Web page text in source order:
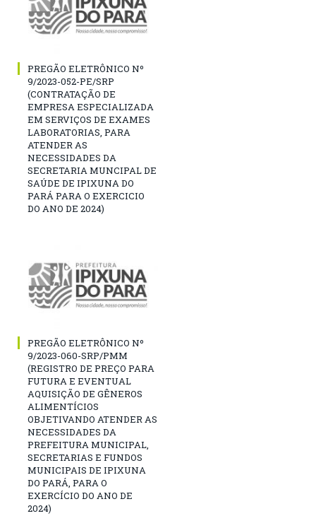
PREGÃO ELETRÔNICO Nº
9/2023-052-PE/SRP
(CONTRATAÇÃO DE
EMPRESA ESPECIALIZADA
EM SERVIÇOS DE EXAMES
LABORATORIAS, PARA
ATENDER AS
NECESSIDADES DA
SECRETARIA MUNCIPAL DE
SAÚDE DE IPIXUNA DO
PARÁ PARA O EXERCICIO
DO ANO DE 2024)
PREGÃO ELETRÔNICO Nº
9/2023-060-SRP/PMM
(REGISTRO DE PREÇO PARA
FUTURA E EVENTUAL
AQUISIÇÃO DE GÊNEROS
ALIMENTÍCIOS
OBJETIVANDO ATENDER AS
NECESSIDADES DA
PREFEITURA MUNICIPAL,
SECRETARIAS E FUNDOS
MUNICIPAIS DE IPIXUNA
DO PARÁ, PARA O
EXERCÍCIO DO ANO DE
2024)